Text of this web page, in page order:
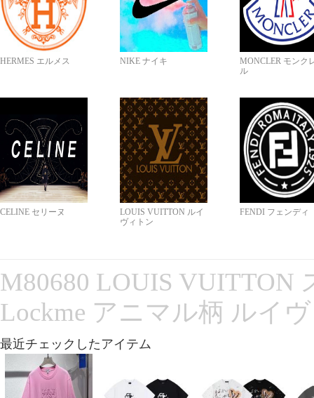
HERMES エルメス NIKE ナイキ
MONCLER モンク
ル
CELINE セリーヌ
LOUIS VUITTON ルイ
ヴィトン
FENDI フェンディ
M80680 LOUIS VUITTON
Lockme アニマル柄 ルイ
最近チェックしたアイテム